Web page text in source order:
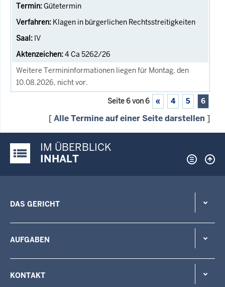
Gütetermin
Klagen in bürgerlichen Rechtsstreitigkeiten
IV
4 Ca 5262/26
Weitere Termininformationen liegen für Montag, den
10.08.2026, nicht vor.
Seite 6 von 6 « 4 5 6
[Alle Termine auf einer Seite darstellen ]
Justiz-Portal im Überblick:
IM ÜBERBLICK
INHALT
DAS GERICHT
AUFGABEN
KONTAKT